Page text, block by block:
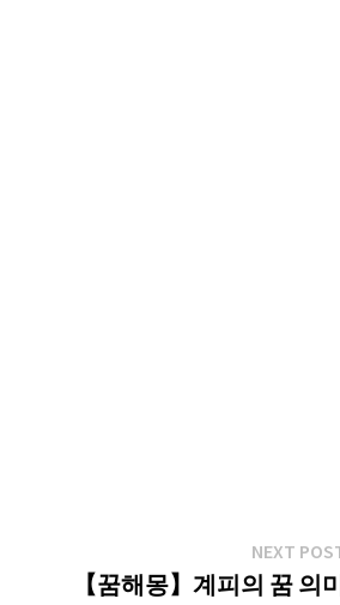
NEXT
【꿈해몽】계피의 꿈 의